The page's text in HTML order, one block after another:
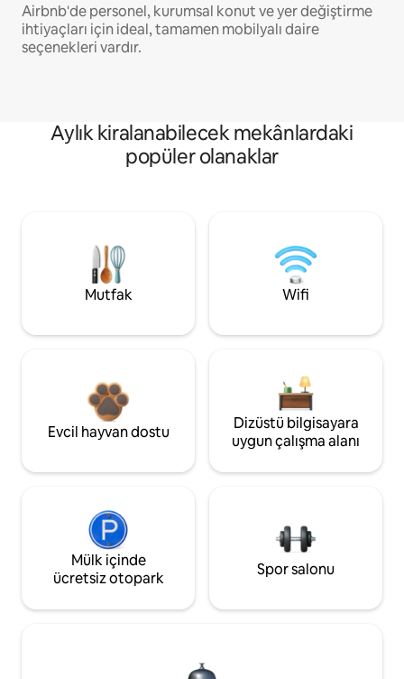
Airbnb'de personel, kurumsal konut ve yer değiştirme
ihtiyaçları için ideal, tamamen mobilyalı daire
seçenekleri vardır.
Aylık kiralanabilecek mekânlardaki
popüler olanaklar
Mutfak Wifi
Evcil hayvan dostu
Dizüstü bilgisayara
uygun çalışma alanı
Mülk içinde
ücretsiz otopark
Spor salonu